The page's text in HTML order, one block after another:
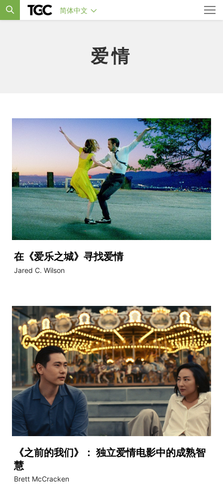
简体中文
爱情
在《爱乐之城》寻找爱情
Jared C. Wilson
《之前的我们》： 独立爱情电影中的成熟智
慧
Brett McCracken